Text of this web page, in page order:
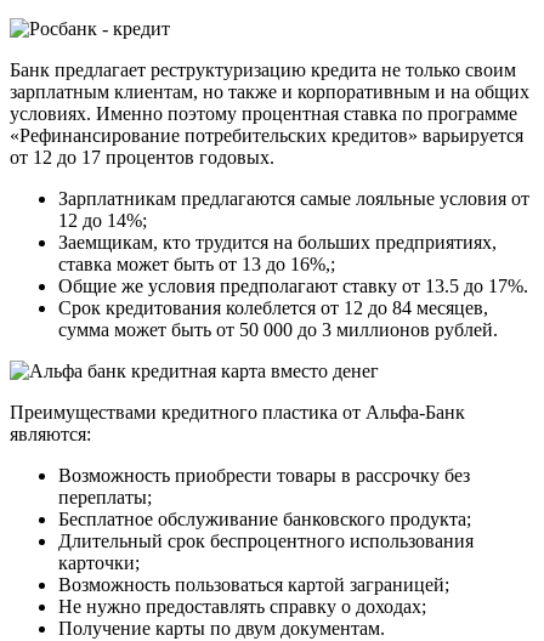
Банк предлагает реструктуризацию кредита не только своим
зарплатным клиентам, но также и корпоративным и на общих
условиях. Именно поэтому процентная ставка по программе
«Рефинансирование потребительских кредитов» варьируется
от 12 до 17 процентов годовых.
Зарплатникам предлагаются самые лояльные условия от
12 до 14%;
Заемщикам, кто трудится на больших предприятиях,
ставка может быть от 13 до 16%,;
Общие же условия предполагают ставку от 13.5 до 17%.
Срок кредитования колеблется от 12 до 84 месяцев,
сумма может быть от 50 000 до 3 миллионов рублей.
Преимуществами кредитного пластика от Альфа-Банк
являются:
Возможность приобрести товары в рассрочку без
переплаты;
Бесплатное обслуживание банковского продукта;
Длительный срок беспроцентного использования
карточки;
Возможность пользоваться картой заграницей;
Не нужно предоставлять справку о доходах;
Получение карты по двум документам.